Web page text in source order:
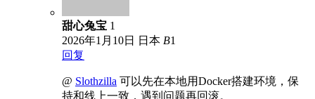
甜心兔宝 1
2026年1月10日
日本 B1
回复
@ Slothzilla 可以先在本地用Docker搭建环境，保
持和线上一致，遇到问题再回滚。